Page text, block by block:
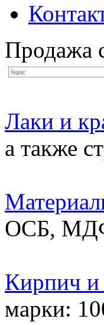
Продажа
Лаки и
а также
ОСБ,
Кирпич и
марки: